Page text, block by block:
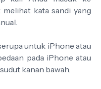
kata sandi yang
untuk iPhone atau
pada iPhone atau
kanan bawah.